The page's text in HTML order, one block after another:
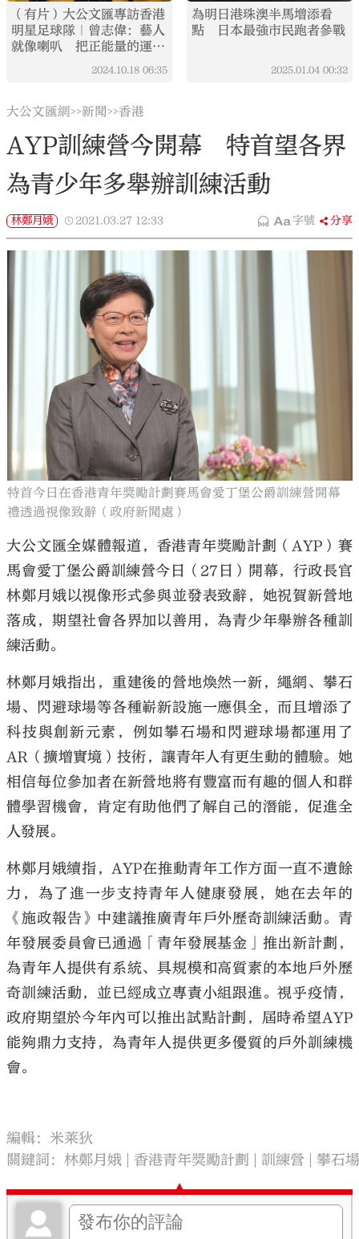
（有片）大公文匯專訪香港
明星足球隊｜曾志偉：藝人
就像喇叭 把正能量的運動
2024.10.18 06:35
為明日港珠澳半馬增添看
點 日本最強市民跑者參戰
2025.01.04 00:32
大公文匯網>>新聞>>香港
AYP訓練營今開幕 特首望各界
為青少年多舉辦訓練活動
林鄭月娥 2021.03.27 12:33 字號 分享
特首今日在香港青年獎勵計劃賽馬會愛丁堡公爵訓練營開幕
禮透過視像致辭（政府新聞處）
大公文匯全媒體報道，香港青年獎勵計劃（AYP）賽
馬會愛丁堡公爵訓練營今日（27日）開幕，行政長官
林鄭月娥以視像形式參與並發表致辭，她祝賀新營地
落成，期望社會各界加以善用，為青少年舉辦各種訓
練活動。
林鄭月娥指出，重建後的營地煥然一新，繩網、攀石
場、閃避球場等各種嶄新設施一應俱全，而且增添了
科技與創新元素，例如攀石場和閃避球場都運用了
AR（擴增實境）技術，讓青年人有更生動的體驗。她
相信每位參加者在新營地將有豐富而有趣的個人和群
體學習機會，肯定有助他們了解自己的潛能，促進全
人發展。
林鄭月娥續指，AYP在推動青年工作方面一直不遺餘
力，為了進一步支持青年人健康發展，她在去年的
《施政報告》中建議推廣青年戶外歷奇訓練活動。青
年發展委員會已通過「青年發展基金」推出新計劃，
為青年人提供有系統、具規模和高質素的本地戶外歷
奇訓練活動，並已經成立專責小組跟進。視乎疫情，
政府期望於今年內可以推出試點計劃，屆時希望AYP
能夠鼎力支持，為青年人提供更多優質的戶外訓練機
會。
編輯：米莱狄
關鍵詞：林鄭月娥 香港青年獎勵計劃 訓練營 攀石